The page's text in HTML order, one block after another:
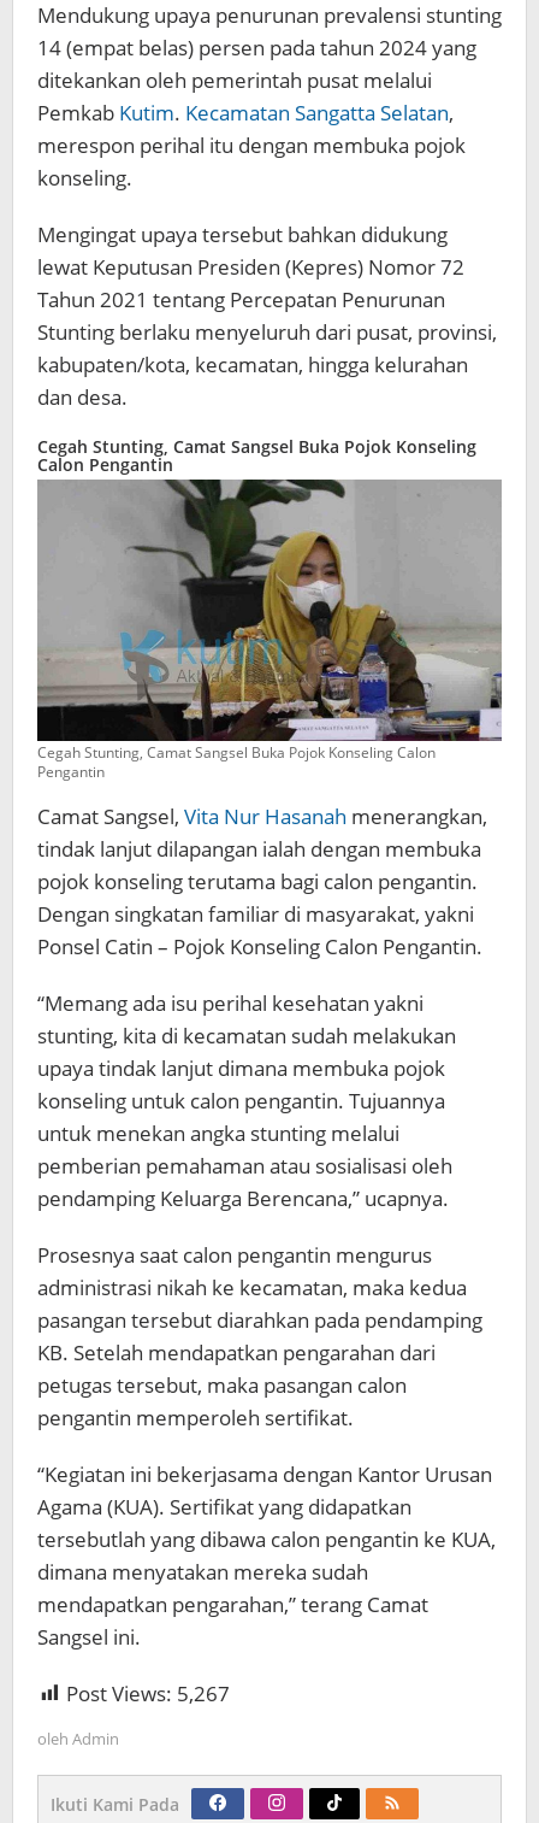
Mendukung upaya penurunan prevalensi stunting
14 (empat belas) persen pada tahun 2024 yang
ditekankan oleh pemerintah pusat melalui
Pemkab Kutim. Kecamatan Sangatta Selatan,
merespon perihal itu dengan membuka pojok
konseling.
Mengingat upaya tersebut bahkan didukung
lewat Keputusan Presiden (Kepres) Nomor 72
Tahun 2021 tentang Percepatan Penurunan
Stunting berlaku menyeluruh dari pusat, provinsi,
kabupaten/kota, kecamatan, hingga kelurahan
dan desa.
Cegah Stunting, Camat Sangsel Buka Pojok Konseling
Calon Pengantin
Cegah Stunting, Camat Sangsel Buka Pojok Konseling Calon
Pengantin
Camat Sangsel, Vita Nur Hasanah menerangkan,
tindak lanjut dilapangan ialah dengan membuka
pojok konseling terutama bagi calon pengantin.
Dengan singkatan familiar di masyarakat, yakni
Ponsel Catin – Pojok Konseling Calon Pengantin.
“Memang ada isu perihal kesehatan yakni
stunting, kita di kecamatan sudah melakukan
upaya tindak lanjut dimana membuka pojok
konseling untuk calon pengantin. Tujuannya
untuk menekan angka stunting melalui
pemberian pemahaman atau sosialisasi oleh
pendamping Keluarga Berencana,” ucapnya.
Prosesnya saat calon pengantin mengurus
administrasi nikah ke kecamatan, maka kedua
pasangan tersebut diarahkan pada pendamping
KB. Setelah mendapatkan pengarahan dari
petugas tersebut, maka pasangan calon
pengantin memperoleh sertifikat.
“Kegiatan ini bekerjasama dengan Kantor Urusan
Agama (KUA). Sertifikat yang didapatkan
tersebutlah yang dibawa calon pengantin ke KUA,
dimana menyatakan mereka sudah
mendapatkan pengarahan,” terang Camat
Sangsel ini.
Post Views: 5,267
oleh Admin
Ikuti Kami Pada